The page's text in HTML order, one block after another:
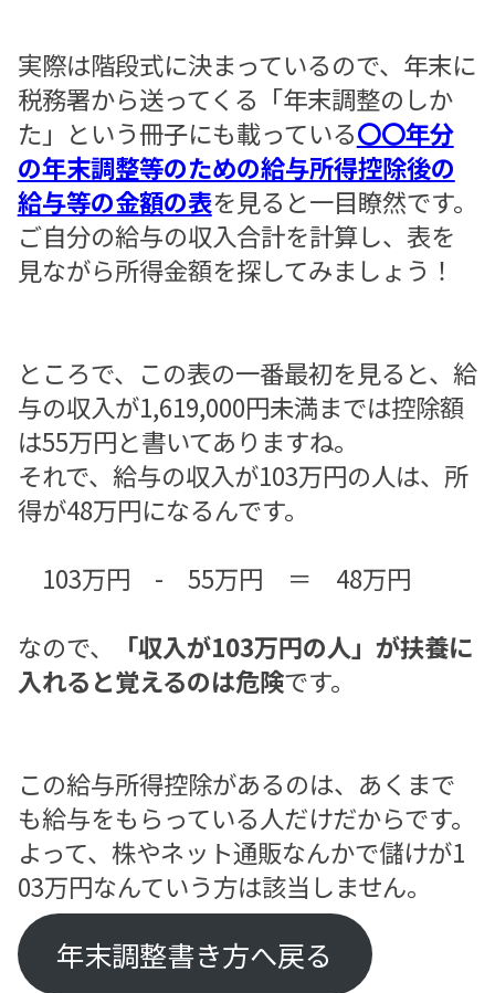
実際は階段式に決まっているので、年末に
税務署から送ってくる「年末調整のしか
た」という冊子にも載っている〇〇年分
の年末調整等のための給与所得控除後の
給与等の金額の表を見ると一目瞭然です。
ご自分の給与の収入合計を計算し、表を
見ながら所得金額を探してみましょう！
ところで、この表の一番最初を見ると、給
与の収入が1,619,000円未満までは控除額
は55万円と書いてありますね。
それで、給与の収入が103万円の人は、所
得が48万円になるんです。
103万円 - 55万円 ＝ 48万円
なので、
「収入が103万円の人」が扶養に
入れると覚えるのは危険です。
この給与所得控除があるのは、あくまで
も給与をもらっている人だけだからです。
よって、株やネット通販なんかで儲けが1
03万円なんていう方は該当しません。
年末調整書き方へ戻る